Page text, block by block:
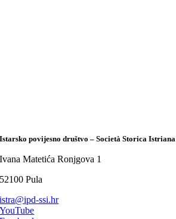
Istarsko povijesno društvo – Società Storica Istriana
Ivana Matetića Ronjgova 1
52100 Pula
istra@ipd-ssi.hr
YouTube